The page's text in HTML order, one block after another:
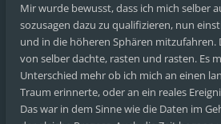
Mir wurde bewusst, dass ich mich selber
sozusagen dazu zu qualifizieren, nun
und in die höheren Sphären mitzufahren.
von selber dachte, rasten und rasten. Es
Unterschied mehr ob ich mich an einen
Traum erinnerte, oder an ein reales
Das war in dem Sinne wie die Daten im